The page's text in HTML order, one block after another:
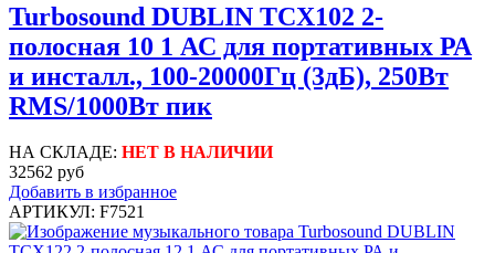
Turbosound DUBLIN TCX102 2-
полосная 10 1 АС для портативных РА
и инсталл., 100-20000Гц (3дБ), 250Вт
RMS/1000Вт пик
НА СКЛАДЕ: НЕТ В НАЛИЧИИ
32562 руб
Добавить в избранное
АРТИКУЛ: F7521